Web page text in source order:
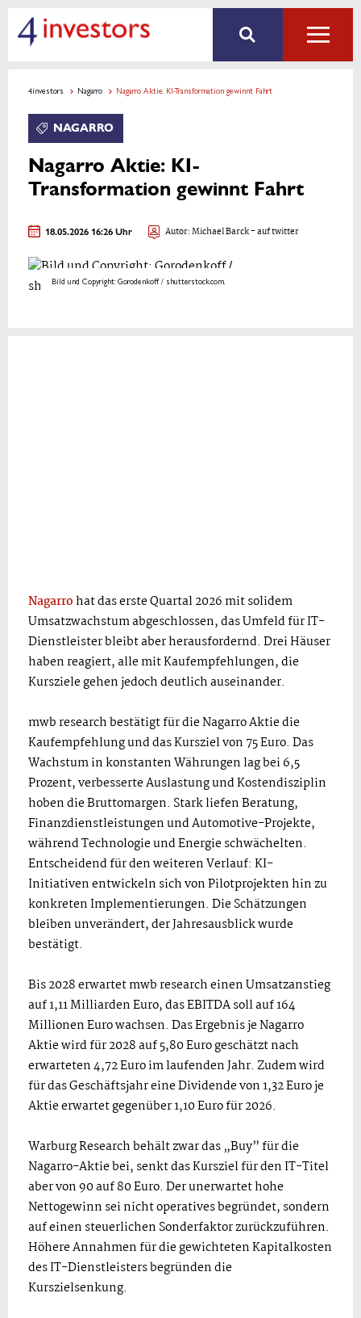
4investors Nagarro Nagarro Aktie: KI-Transformation gewinnt Fahrt
NAGARRO
Nagarro Aktie: KI-
Transformation gewinnt Fahrt
18.05.2026 16:26 Uhr Autor:Michael Barck- auf twitter
Bild und Copyright: Gorodenkoff / shutterstock.com.
Nagarrohat das erste Quartal 2026 mit solidem
Umsatzwachstum abgeschlossen, das Umfeld für IT-
Dienstleister bleibt aber herausfordernd. Drei Häuser
haben reagiert, alle mit Kaufempfehlungen, die
Kursziele gehen jedoch deutlich auseinander.
mwb research bestätigt für die Nagarro Aktie die
Kaufempfehlung und das Kursziel von 75 Euro. Das
Wachstum in konstanten Währungen lag bei 6,5
Prozent, verbesserte Auslastung und Kostendisziplin
hoben die Bruttomargen. Stark liefen Beratung,
Finanzdienstleistungen und Automotive-Projekte,
während Technologie und Energie schwächelten.
Entscheidend für den weiteren Verlauf: KI-
Initiativen entwickeln sich von Pilotprojekten hin zu
konkreten Implementierungen. Die Schätzungen
bleiben unverändert, der Jahresausblick wurde
bestätigt.
Bis 2028 erwartet mwb research einen Umsatzanstieg
auf 1,11 Milliarden Euro, das EBITDA soll auf 164
Millionen Euro wachsen. Das Ergebnis je Nagarro
Aktie wird für 2028 auf 5,80 Euro geschätzt nach
erwarteten 4,72 Euro im laufenden Jahr. Zudem wird
für das Geschäftsjahr eine Dividende von 1,32 Euro je
Aktie erwartet gegenüber 1,10 Euro für 2026.
Warburg Research behält zwar das „Buy” für die
Nagarro-Aktie bei, senkt das Kursziel für den IT-Titel
aber von 90 auf 80 Euro. Der unerwartet hohe
Nettogewinn sei nicht operatives begründet, sondern
auf einen steuerlichen Sonderfaktor zurückzuführen.
Höhere Annahmen für die gewichteten Kapitalkosten
des IT-Dienstleisters begründen die
Kurszielsenkung.